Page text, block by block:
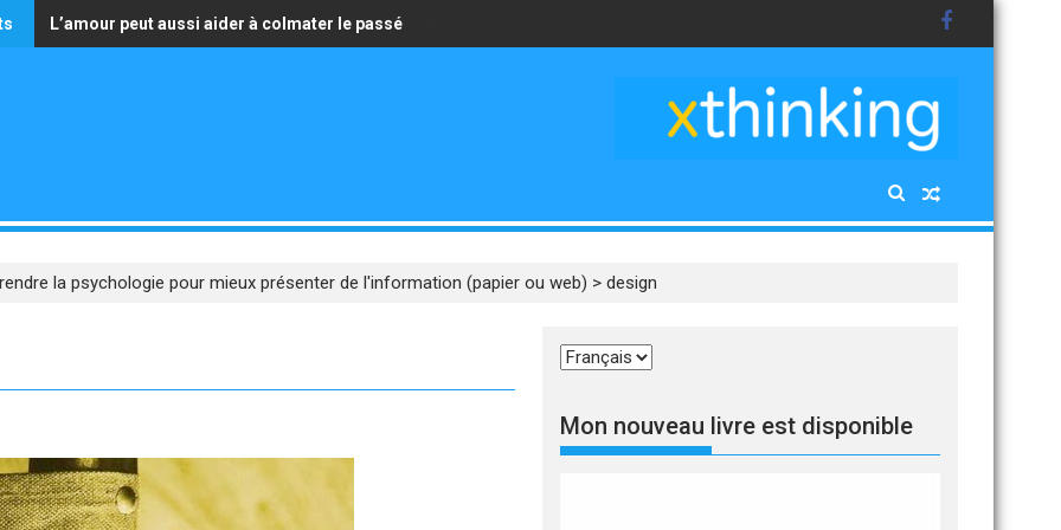
L’amour peut aussi aider à colmater le passé
La seule richesse qui vaille est celle d’avoir un cœur pur
la psychologie pour mieux présenter de l'information (papier ou web) > design
Choisir
langue
Mon nouveau livre est disponible